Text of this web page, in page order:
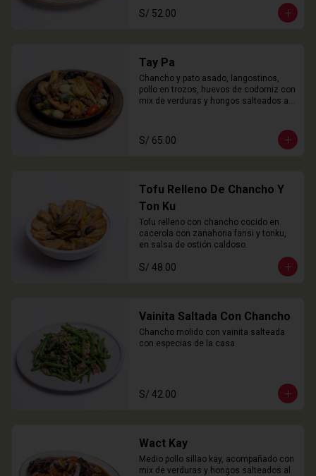
S/ 52.00
Tay Pa
Chancho y pato asado, langostinos,
pollo en trozos, huevos de codorniz con
mix de verduras y hongos salteados al
S/ 65.00
Tofu Relleno De Chancho Y
Ton Ku
Tofu relleno con chancho cocido en
cacerola con zanahoria fansi y tonku,
en salsa de ostión caldoso.
S/ 48.00
Vainita Saltada Con Chancho
Chancho molido con vainita salteada
con especias de la casa
S/ 42.00
Wact Kay
Medio pollo sillao kay, acompañado con
mix de verduras y hongos salteados al